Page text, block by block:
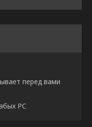
перед вами
PC